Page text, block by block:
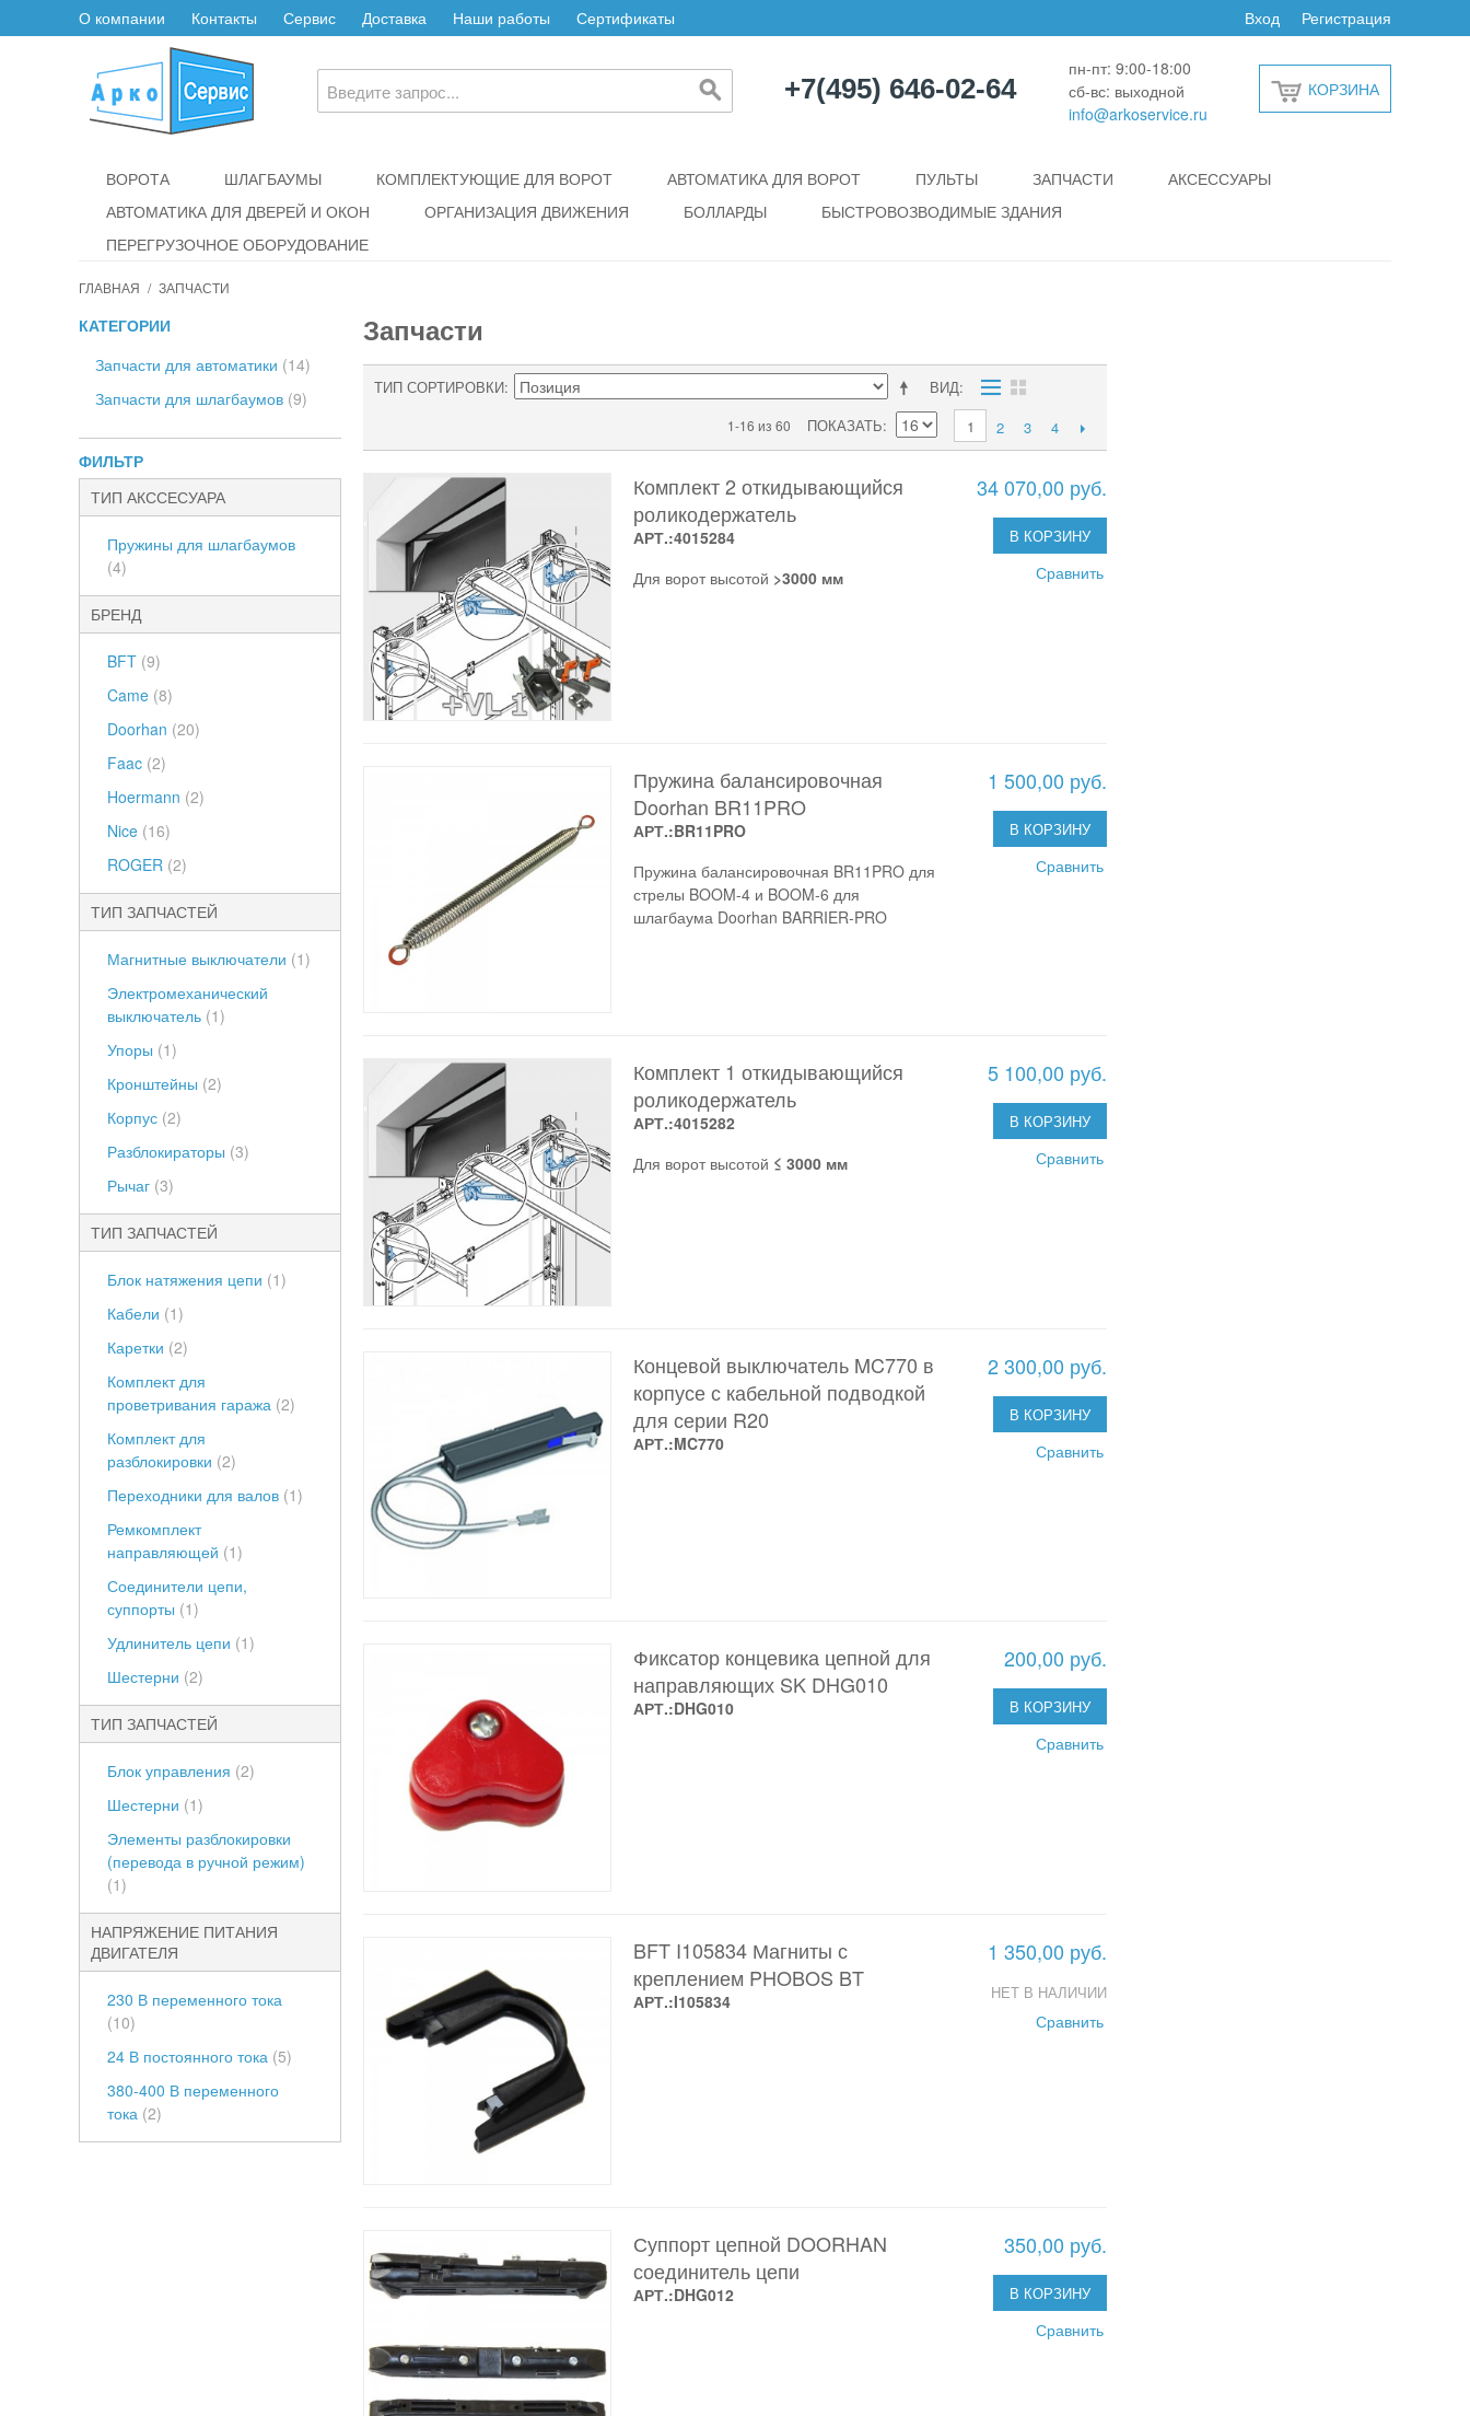
О компании Контакты Сервис Доставка Наши работы Сертификаты Регистрация
Вход
+7(495) 646-02-64
пн-пт: 9:00-18:00
сб-вс: выходной
info@arkoservice.ru
КОРЗИНА
ВОРОТА ШЛАГБАУМЫ КОМПЛЕКТУЮЩИЕ ДЛЯ ВОРОТ АВТОМАТИКА ДЛЯ ВОРОТ ПУЛЬТЫ ЗАПЧАСТИ
АКСЕССУАРЫ
АВТОМАТИКА ДЛЯ ДВЕРЕЙ И ОКОН
ОРГАНИЗАЦИЯ ДВИЖЕНИЯ БОЛЛАРДЫ
БЫСТРОВОЗВОДИМЫЕ ЗДАНИЯ
ПЕРЕГРУЗОЧНОЕ ОБОРУДОВАНИЕ
ГЛАВНАЯ / ЗАПЧАСТИ
КАТЕГОРИИ
Запчасти для автоматики (14)
Запчасти для шлагбаумов (9)
ФИЛЬТР
ТИП АКССЕСУАРА
Пружины для шлагбаумов
(4)
БРЕНД
BFT (9)
Came (8)
Doorhan (20)
Faac (2)
Hoermann (2)
Nice (16)
ROGER (2)
ТИП ЗАПЧАСТЕЙ
Магнитные выключатели (1)
Электромеханический
выключатель (1)
Упоры (1)
Кронштейны (2)
Корпус (2)
Разблокираторы (3)
Рычаг (3)
ТИП ЗАПЧАСТЕЙ
Блок натяжения цепи (1)
Кабели (1)
Каретки (2)
Комплект для
проветривания гаража (2)
Комплект для
разблокировки (2)
Переходники для валов (1)
Ремкомплект
направляющей (1)
Соединители цепи,
суппорты (1)
Удлинитель цепи (1)
Шестерни (2)
ТИП ЗАПЧАСТЕЙ
Блок управления (2)
Шестерни (1)
Элементы разблокировки
(перевода в ручной режим)
(1)
НАПРЯЖЕНИЕ ПИТАНИЯ
ДВИГАТЕЛЯ
230 В переменного тока
(10)
24 В постоянного тока (5)
380-400 В переменного
тока (2)
Запчасти
ВИД
ТИП СОРТИРОВКИ
1-16 из 60 ПОКАЗАТЬ 1 2 3 4
Комплект 2 откидывающийся
роликодержатель
АРТ.:4015284
34 070,00 руб.
В КОРЗИНУ
Сравнить
Для ворот высотой >3000 мм
Пружина балансировочная
Doorhan BR11PRO
АРТ.:BR11PRO
1 500,00 руб.
В КОРЗИНУ
Сравнить
Пружина балансировочная BR11PRO для
стрелы BOOM-4 и BOOM-6 для
шлагбаума Doorhan BARRIER-PRO
Комплект 1 откидывающийся
роликодержатель
АРТ.:4015282
5 100,00 руб.
В КОРЗИНУ
Сравнить
Для ворот высотой ≤ 3000 мм
Концевой выключатель MC770 в
корпусе с кабельной подводкой
для серии R20
АРТ.:MC770
2 300,00 руб.
В КОРЗИНУ
Сравнить
Фиксатор концевика цепной для
направляющих SK DHG010
АРТ.:DHG010
200,00 руб.
В КОРЗИНУ
Сравнить
BFT I105834 Магниты с
креплением PHOBOS BT
АРТ.:I105834
1 350,00 руб.
НЕТ В НАЛИЧИИ
Сравнить
Суппорт цепной DOORHAN
соединитель цепи
АРТ.:DHG012
350,00 руб.
В КОРЗИНУ
Сравнить